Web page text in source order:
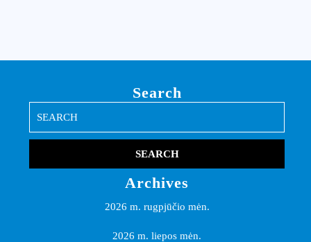
Search
for:
Archives
2026 m. rugpjūčio mėn.
2026 m. liepos mėn.